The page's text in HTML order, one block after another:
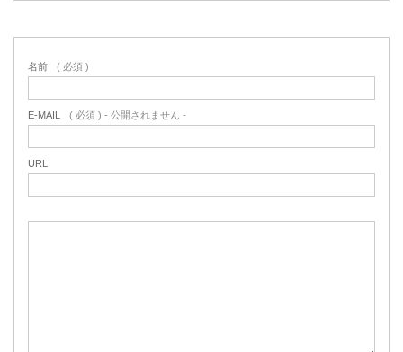
名前 ( 必須 )
E-MAIL ( 必須 ) - 公開されません -
URL